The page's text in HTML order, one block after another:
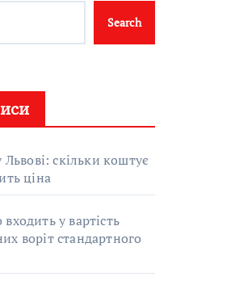
Search
Львові: скільки коштує
ціна
у вартість
воріт стандартного